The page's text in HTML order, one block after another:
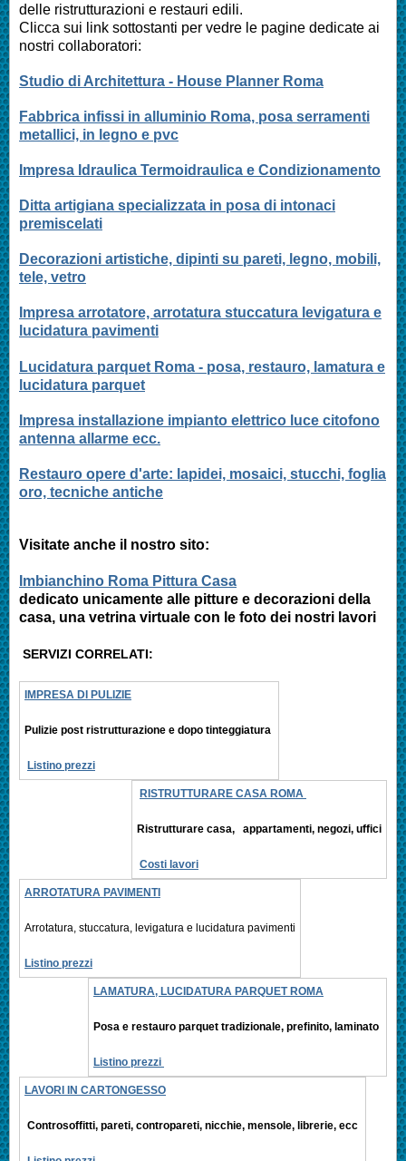
delle ristrutturazioni e restauri edili.
Clicca sui link sottostanti per vedre le pagine dedicate ai
nostri collaboratori:
Studio di Architettura - House Planner Roma
Fabbrica infissi in alluminio Roma, posa serramenti
metallici, in legno e pvc
Impresa Idraulica Termoidraulica e Condizionamento
Ditta artigiana specializzata in posa di intonaci
premiscelati
Decorazioni artistiche, dipinti su pareti, legno, mobili,
tele, vetro
Impresa arrotatore, arrotatura stuccatura levigatura e
lucidatura pavimenti
Lucidatura parquet Roma - posa, restauro, lamatura e
lucidatura parquet
Impresa installazione impianto elettrico luce citofono
antenna allarme ecc.
Restauro opere d'arte: lapidei, mosaici, stucchi, foglia
oro, tecniche antiche
Visitate anche il nostro sito:
Imbianchino Roma Pittura Casa
dedicato unicamente alle pitture e decorazioni della
casa, una vetrina virtuale con le foto dei nostri lavori
SERVIZI CORRELATI:
IMPRESA DI PULIZIE
Pulizie post ristrutturazione e dopo tinteggiatura
Listino prezzi
RISTRUTTURARE CASA ROMA
Ristrutturare casa, appartamenti, negozi, uffici
Costi lavori
ARROTATURA PAVIMENTI
Arrotatura, stuccatura, levigatura e lucidatura pavimenti
Listino prezzi
LAMATURA, LUCIDATURA PARQUET ROMA
Posa e restauro parquet tradizionale, prefinito, laminato
Listino prezzi
LAVORI IN CARTONGESSO
Controsoffitti, pareti, contropareti, nicchie, mensole, librerie, ecc